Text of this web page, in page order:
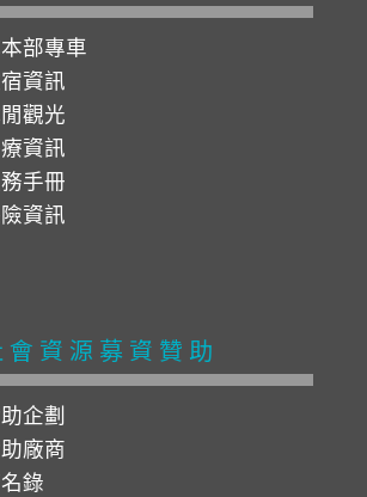
部專車
資訊
觀光
資訊
手冊
資訊
會資源募資贊助
企劃
廠商
錄